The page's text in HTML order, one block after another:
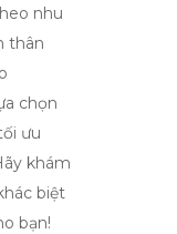
nhu
thân
chọn
ưu
khám
biệt
bạn!